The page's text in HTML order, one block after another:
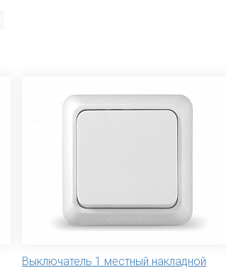
Выключатель 1 местный накладной